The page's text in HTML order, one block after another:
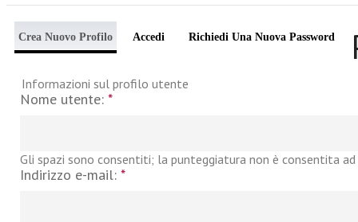
Crea Nuovo Profilo Accedi Richiedi Una Nuova Password
Informazioni sul profilo utente
Nome utente: *
Gli spazi sono consentiti; la punteggiatura non è consentita
Indirizzo e-mail: *